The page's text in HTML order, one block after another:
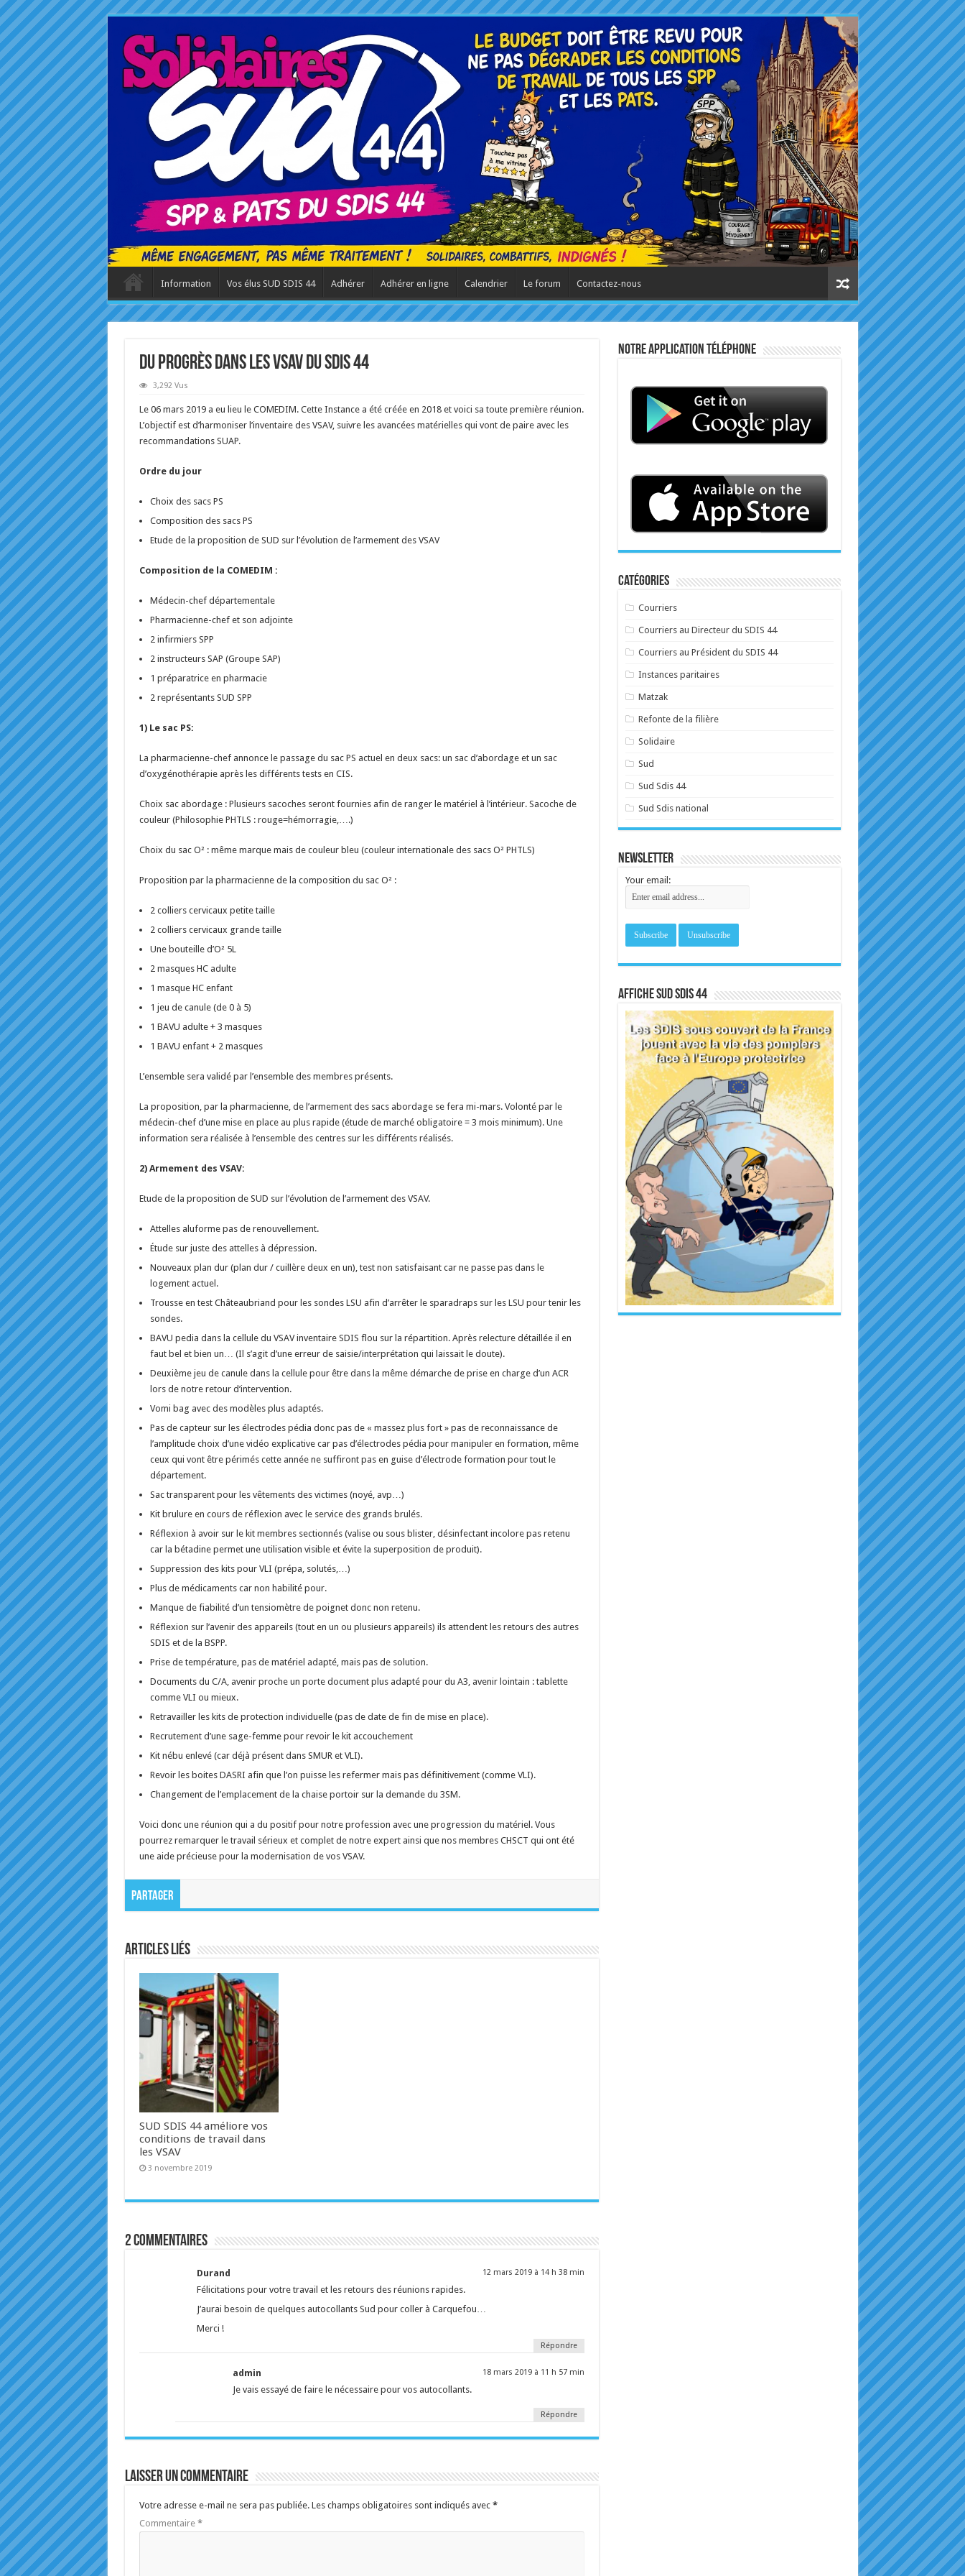
Information Vos élus SUD SDIS 44 Adhérer Adhérer en ligne Calendrier Le forum Contactez-nous
Du progrès dans les VSAV du SDIS 44
3,292 Vus
Le 06 mars 2019 a eu lieu le COMEDIM. Cette Instance a été créée en 2018 et voici sa toute première réunion.
L’objectif est d’harmoniser l’inventaire des VSAV, suivre les avancées matérielles qui vont de paire avec les
recommandations SUAP.
Ordre du jour
Choix des sacs PS
Composition des sacs PS
Etude de la proposition de SUD sur l’évolution de l’armement des VSAV
Composition de la COMEDIM :
Médecin-chef départementale
Pharmacienne-chef et son adjointe
2 infirmiers SPP
2 instructeurs SAP (Groupe SAP)
1 préparatrice en pharmacie
2 représentants SUD SPP
1) Le sac PS:
La pharmacienne-chef annonce le passage du sac PS actuel en deux sacs: un sac d’abordage et un sac
d’oxygénothérapie après les différents tests en CIS.
Choix sac abordage : Plusieurs sacoches seront fournies afin de ranger le matériel à l’intérieur. Sacoche de
couleur (Philosophie PHTLS : rouge=hémorragie,….)
Choix du sac O² : même marque mais de couleur bleu (couleur internationale des sacs O² PHTLS)
Proposition par la pharmacienne de la composition du sac O² :
2 colliers cervicaux petite taille
2 colliers cervicaux grande taille
Une bouteille d’O² 5L
2 masques HC adulte
1 masque HC enfant
1 jeu de canule (de 0 à 5)
1 BAVU adulte + 3 masques
1 BAVU enfant + 2 masques
L’ensemble sera validé par l’ensemble des membres présents.
La proposition, par la pharmacienne, de l’armement des sacs abordage se fera mi-mars. Volonté par le
médecin-chef d’une mise en place au plus rapide (étude de marché obligatoire = 3 mois minimum). Une
information sera réalisée à l’ensemble des centres sur les différents réalisés.
2) Armement des VSAV:
Etude de la proposition de SUD sur l’évolution de l’armement des VSAV.
Attelles aluforme pas de renouvellement.
Étude sur juste des attelles à dépression.
Nouveaux plan dur (plan dur / cuillère deux en un), test non satisfaisant car ne passe pas dans le
logement actuel.
Trousse en test Châteaubriand pour les sondes LSU afin d’arrêter le sparadraps sur les LSU pour tenir les
sondes.
BAVU pedia dans la cellule du VSAV inventaire SDIS flou sur la répartition. Après relecture détaillée il en
faut bel et bien un… (Il s’agit d’une erreur de saisie/interprétation qui laissait le doute).
Deuxième jeu de canule dans la cellule pour être dans la même démarche de prise en charge d’un ACR
lors de notre retour d’intervention.
Vomi bag avec des modèles plus adaptés.
Pas de capteur sur les électrodes pédia donc pas de « massez plus fort » pas de reconnaissance de
l’amplitude choix d’une vidéo explicative car pas d’électrodes pédia pour manipuler en formation, même
ceux qui vont être périmés cette année ne suffiront pas en guise d’électrode formation pour tout le
département.
Sac transparent pour les vêtements des victimes (noyé, avp…)
Kit brulure en cours de réflexion avec le service des grands brulés.
Réflexion à avoir sur le kit membres sectionnés (valise ou sous blister, désinfectant incolore pas retenu
car la bétadine permet une utilisation visible et évite la superposition de produit).
Suppression des kits pour VLI (prépa, solutés,…)
Plus de médicaments car non habilité pour.
Manque de fiabilité d’un tensiomètre de poignet donc non retenu.
Réflexion sur l’avenir des appareils (tout en un ou plusieurs appareils) ils attendent les retours des autres
SDIS et de la BSPP.
Prise de température, pas de matériel adapté, mais pas de solution.
Documents du C/A, avenir proche un porte document plus adapté pour du A3, avenir lointain : tablette
comme VLI ou mieux.
Retravailler les kits de protection individuelle (pas de date de fin de mise en place).
Recrutement d’une sage-femme pour revoir le kit accouchement
Kit nébu enlevé (car déjà présent dans SMUR et VLI).
Revoir les boites DASRI afin que l’on puisse les refermer mais pas définitivement (comme VLI).
Changement de l’emplacement de la chaise portoir sur la demande du 3SM.
Voici donc une réunion qui a du positif pour notre profession avec une progression du matériel. Vous
pourrez remarquer le travail sérieux et complet de notre expert ainsi que nos membres CHSCT qui ont été
une aide précieuse pour la modernisation de vos VSAV.
Partager
Articles liés
SUD SDIS 44 améliore vos
conditions de travail dans
les VSAV
3 novembre 2019
2 commentaires
Durand 12 mars 2019 à 14 h 38 min
Félicitations pour votre travail et les retours des réunions rapides.
J’aurai besoin de quelques autocollants Sud pour coller à Carquefou…
Merci !
Répondre
admin 18 mars 2019 à 11 h 57 min
Je vais essayé de faire le nécessaire pour vos autocollants.
Répondre
Laisser un commentaire
Votre adresse e-mail ne sera pas publiée. Les champs obligatoires sont indiqués avec *
Commentaire *
Notre application téléphone
Catégories
Courriers
Courriers au Directeur du SDIS 44
Courriers au Président du SDIS 44
Instances paritaires
Matzak
Refonte de la filière
Solidaire
Sud
Sud Sdis 44
Sud Sdis national
Newsletter
Your email:
Affiche sud SDIS 44